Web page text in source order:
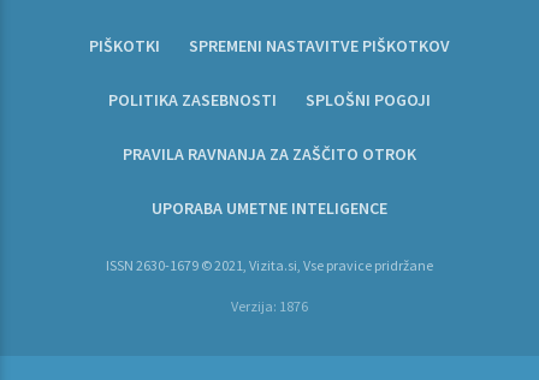
PIŠKOTKI SPREMENI NASTAVITVE PIŠKOTKOV
POLITIKA ZASEBNOSTI SPLOŠNI POGOJI
PRAVILA RAVNANJA ZA ZAŠČITO OTROK
UPORABA UMETNE INTELIGENCE
ISSN 2630-1679 © 2021, Vizita.si, Vse pravice pridržane
Verzija: 1876